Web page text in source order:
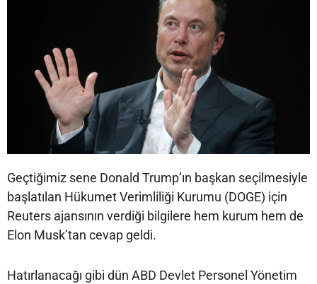
Geçtiğimiz sene Donald Trump’ın başkan seçilmesiyle
başlatılan Hükumet Verimliliği Kurumu (DOGE) için
Reuters ajansının verdiği bilgilere hem kurum hem de
Elon Musk’tan cevap geldi.
Hatırlanacağı gibi dün ABD Devlet Personel Yönetim